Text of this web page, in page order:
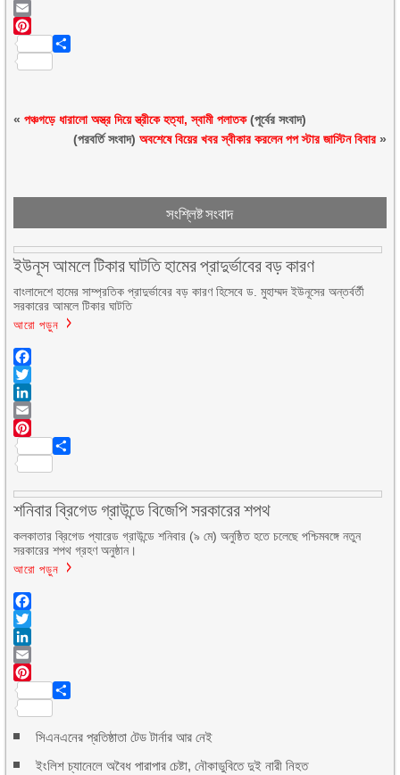
LinkedIn
Email
Pinterest
«পঞ্চগড়ে ধারালো অস্ত্র দিয়ে স্ত্রীকে হত্যা, স্বামী পলাতক(পূর্বের সংবাদ)
(পরবর্তি সংবাদ) অবশেষে বিয়ের খবর স্বীকার করলেন পপ স্টার জাস্টিন বিবার»
সংশ্লিষ্ট সংবাদ
ইউনূস আমলে টিকার ঘাটতি হামের প্রাদুর্ভাবের বড় কারণ
বাংলাদেশে হামের সাম্প্রতিক প্রাদুর্ভাবের বড় কারণ হিসেবে ড. মুহাম্মদ ইউনূসের অন্তর্বর্তী
সরকারের আমলে টিকার ঘাটতি
আরো পড়ুন
Facebook
Twitter
LinkedIn
Email
Pinterest
শনিবার ব্রিগেড গ্রাউন্ডে বিজেপি সরকারের শপথ
কলকাতার ব্রিগেড প্যারেড গ্রাউন্ডে শনিবার (৯ মে) অনুষ্ঠিত হতে চলেছে পশ্চিমবঙ্গে নতুন
সরকারের শপথ গ্রহণ অনুষ্ঠান।
আরো পড়ুন
Facebook
Twitter
LinkedIn
Email
Pinterest
সিএনএনের প্রতিষ্ঠাতা টেড টার্নার আর নেই
ইংলিশ চ্যানেলে অবৈধ পারাপার চেষ্টা, নৌকাডুবিতে দুই নারী নিহত